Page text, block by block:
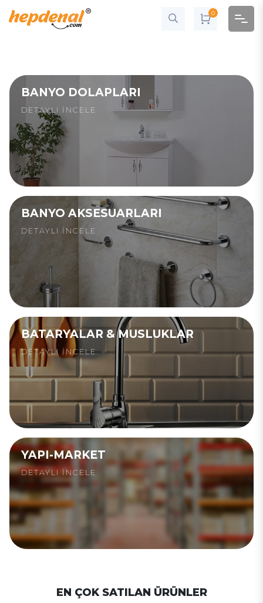
0
BANYO DOLAPLARI
DETAYLI İNCELE
BANYO AKSESUARLARI
DETAYLI İNCELE
BATARYALAR & MUSLUKLAR
DETAYLI İNCELE
YAPI-MARKET
DETAYLI İNCELE
EN ÇOK SATILAN ÜRÜNLER